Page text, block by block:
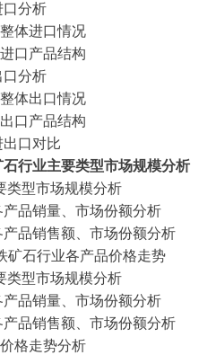
口分析
体进口情况
口产品结构
口分析
体出口情况
口产品结构
口对比
石行业主要类型市场规模分析
类型市场规模分析
产品销量、市场份额分析
产品销售额、市场份额分析
矿石行业各产品价格走势
类型市场规模分析
产品销量、市场份额分析
产品销售额、市场份额分析
格走势分析